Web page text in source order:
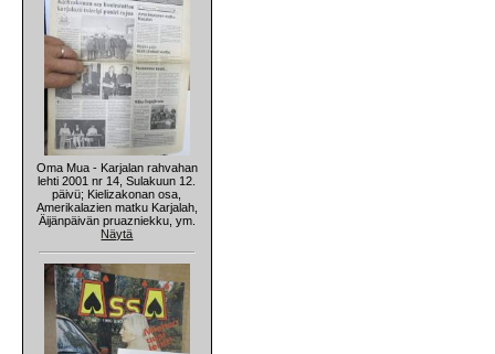
Oma Mua - Karjalan rahvahan
lehti 2001 nr 14, Sulakuun 12.
päivü; Kielizakonan osa,
Amerikalazien matku Karjalah,
Äijänpäivän pruazniekku, ym.
Näytä